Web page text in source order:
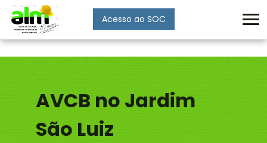
Acesso ao SOC
AVCB no Jardim
São Luiz
Enviar